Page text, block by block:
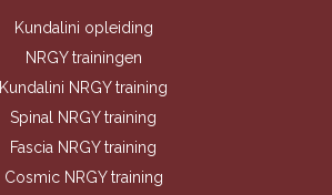
Kundalini opleiding
NRGY trainingen
Kundalini NRGY training
Spinal NRGY training
Fascia NRGY training
Cosmic NRGY training